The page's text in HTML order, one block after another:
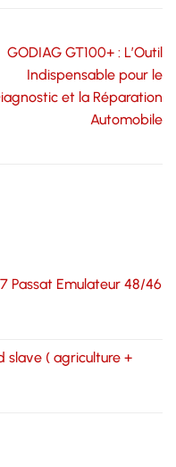
GODIAG GT100+ : L’Outil
Indispensable pour le
et la Réparation
Automobile
Passat Emulateur 48/46
slave ( agriculture +